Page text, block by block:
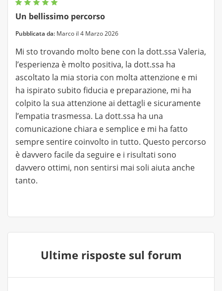
Un bellissimo percorso
Pubblicata da: Marco il 4 Marzo 2026
Mi sto trovando molto bene con la dott.ssa Valeria,
l’esperienza è molto positiva, la dott.ssa ha
ascoltato la mia storia con molta attenzione e mi
ha ispirato subito fiducia e preparazione, mi ha
colpito la sua attenzione ai dettagli e sicuramente
l’empatia trasmessa. La dott.ssa ha una
comunicazione chiara e semplice e mi ha fatto
sempre sentire coinvolto in tutto. Questo percorso
è davvero facile da seguire e i risultati sono
davvero ottimi, non sentirsi mai soli aiuta anche
tanto.
Ultime risposte sul forum